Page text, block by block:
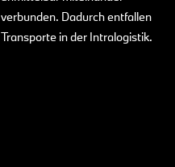
verbunden. Dadurch entfallen
Transporte in der Intralogistik.